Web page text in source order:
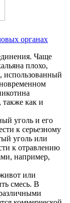
органах
Чаще
плохо,
использованный
также как и
уголь и его
к серьезному
уголь или
к отравлению
например,
или
смесь. В